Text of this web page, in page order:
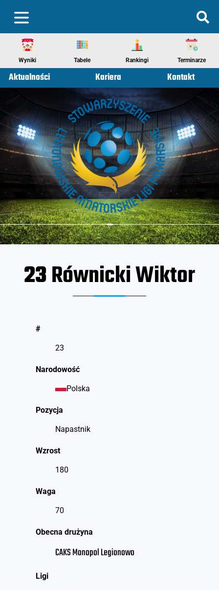
Wyniki Tabele Rankingi Terminarze
Aktualności Kariera Kontakt
23Równicki Wiktor
#
23
Narodowość
Polska
Pozycja
Napastnik
Wzrost
180
Waga
70
Obecna drużyna
CAKS Monopol Legionowo
Ligi